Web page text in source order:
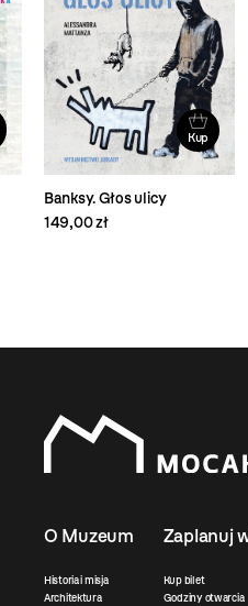
Kup
Banksy. Głos ulicy
149,00 zł
O Muzeum
Historia i misja
Architektura
Zaplanuj
Kup bilet
Godziny otwarcia